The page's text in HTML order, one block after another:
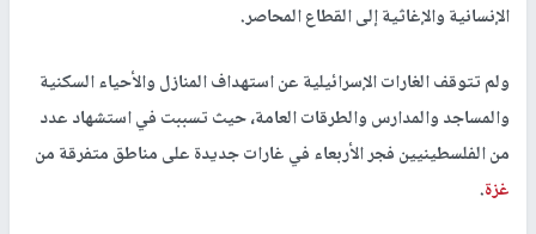
الإنسانية والإغاثية إلى القطاع المحاصر.
ولم تتوقف الغارات الإسرائيلية عن استهداف المنازل والأحياء السكنية
والمساجد والمدارس والطرقات العامة، حيث تسببت في استشهاد عدد
من الفلسطينيين فجر الأربعاء في غارات جديدة على مناطق متفرقة من
غزة.